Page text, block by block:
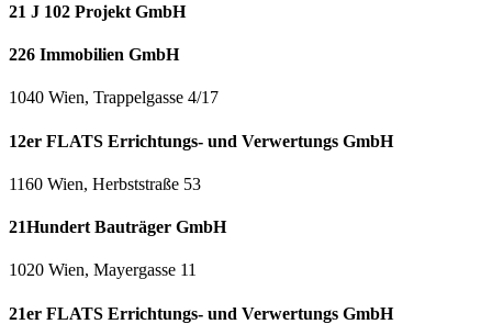
21 J 102 Projekt GmbH
226 Immobilien GmbH
1040 Wien, Trappelgasse 4/17
12er FLATS Errichtungs- und Verwertungs GmbH
1160 Wien, Herbststraße 53
21Hundert Bauträger GmbH
1020 Wien, Mayergasse 11
21er FLATS Errichtungs- und Verwertungs GmbH